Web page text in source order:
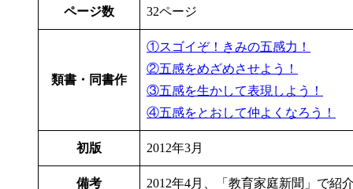
ページ数 32ページ
類書・同書作
①スゴイぞ！きみの五感力！
②五感をめざめさせよう！
③五感を生かして表現しよう！
④五感をとおして仲よくなろう！
初版 2012年3月
備考 2012年4月、「教育家庭新聞」で紹